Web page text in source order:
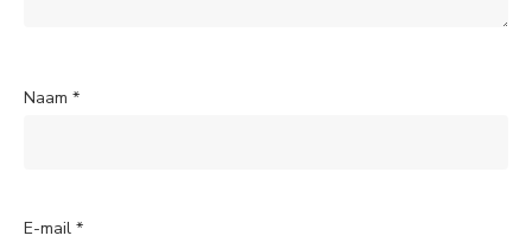
Naam *
E-mail *